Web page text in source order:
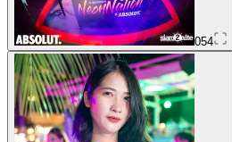
054